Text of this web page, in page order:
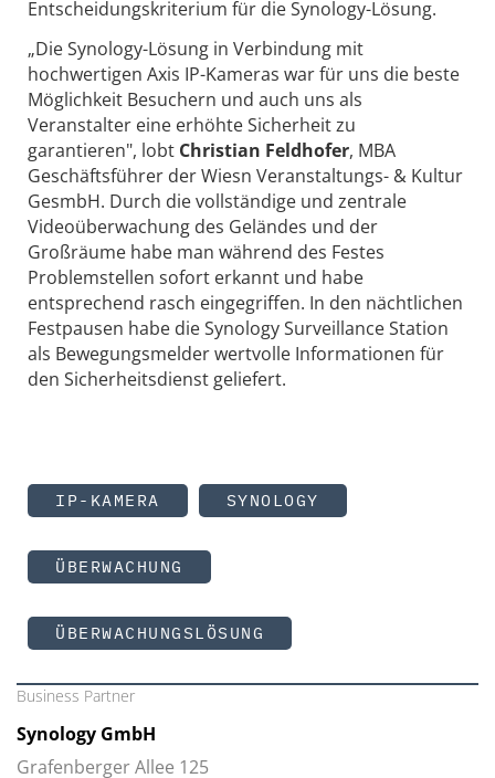
Entscheidungskriterium für die Synology-Lösung.
„Die Synology-Lösung in Verbindung mit
hochwertigen Axis IP-Kameras war für uns die beste
Möglichkeit Besuchern und auch uns als
Veranstalter eine erhöhte Sicherheit zu
garantieren", lobt Christian Feldhofer, MBA
Geschäftsführer der Wiesn Veranstaltungs- & Kultur
GesmbH. Durch die vollständige und zentrale
Videoüberwachung des Geländes und der
Großräume habe man während des Festes
Problemstellen sofort erkannt und habe
entsprechend rasch eingegriffen. In den nächtlichen
Festpausen habe die Synology Surveillance Station
als Bewegungsmelder wertvolle Informationen für
den Sicherheitsdienst geliefert.
IP-KAMERA SYNOLOGY
ÜBERWACHUNG
ÜBERWACHUNGSLÖSUNG
Business Partner
Synology GmbH
Grafenberger Allee 125